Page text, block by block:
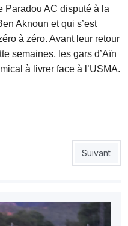
Paradou AC disputé à la
Aknoun et qui s’est
à zéro. Avant leur retour
semaines, les gars d’Aïn
à livrer face à l’USMA.
libéré Article
Suivant